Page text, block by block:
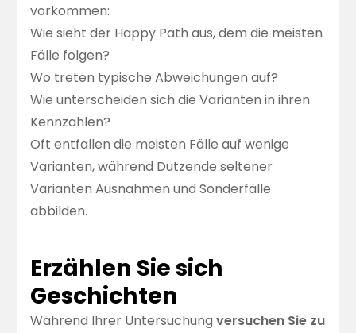
vorkommen:
Wie sieht der Happy Path aus, dem die meisten
Fälle folgen?
Wo treten typische Abweichungen auf?
Wie unterscheiden sich die Varianten in ihren
Kennzahlen?
Oft entfallen die meisten Fälle auf wenige
Varianten, während Dutzende seltener
Varianten Ausnahmen und Sonderfälle
abbilden.
Erzählen Sie sich
Geschichten
Während Ihrer Untersuchungversuchen Sie zu